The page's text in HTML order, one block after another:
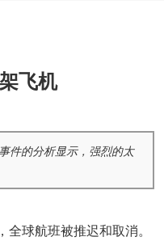
飞机
件的分析显示，强烈的太
球航班被推迟和取消。